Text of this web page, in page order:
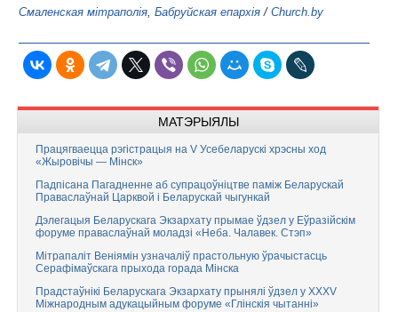
Смаленская мітраполія, Бабруйская епархія / Church.by
МАТЭРЫЯЛЫ
Працягваецца рэгістрацыя на V Усебеларускі хрэсны ход
«Жыровічы — Мінск»
Падпісана Пагадненне аб супрацоўніцтве паміж Беларускай
Праваслаўнай Царквой і Беларускай чыгункай
Дэлегацыя Беларускага Экзархату прымае ўдзел у Еўразійскім
форуме праваслаўнай моладзі «Неба. Чалавек. Стэп»
Мітрапаліт Веніямін узначаліў прастольную ўрачыстасць
Серафімаўскага прыхода горада Мінска
Прадстаўнікі Беларускага Экзархату прынялі ўдзел у XXXV
Міжнародным адукацыйным форуме «Глінскія чытанні»